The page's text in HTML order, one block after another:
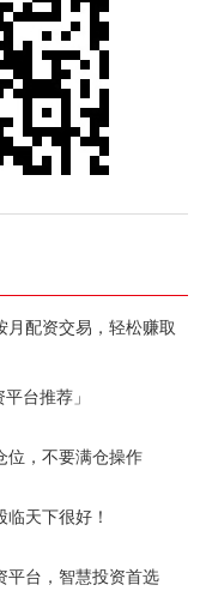
配资交易，轻松赚取
台推荐」
位，不要满仓操作
天下很好！
平台，智慧投资首选